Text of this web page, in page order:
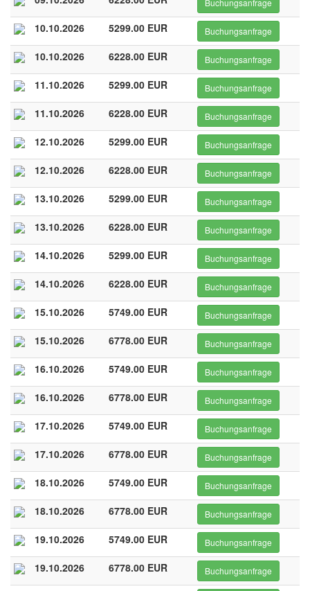
Buchungsanfrage
10.10.2026 5299.00 EUR Buchungsanfrage
10.10.2026 6228.00 EUR Buchungsanfrage
11.10.2026 5299.00 EUR Buchungsanfrage
11.10.2026 6228.00 EUR Buchungsanfrage
12.10.2026 5299.00 EUR Buchungsanfrage
12.10.2026 6228.00 EUR Buchungsanfrage
13.10.2026 5299.00 EUR Buchungsanfrage
13.10.2026 6228.00 EUR Buchungsanfrage
14.10.2026 5299.00 EUR Buchungsanfrage
14.10.2026 6228.00 EUR Buchungsanfrage
15.10.2026 5749.00 EUR Buchungsanfrage
15.10.2026 6778.00 EUR Buchungsanfrage
16.10.2026 5749.00 EUR Buchungsanfrage
16.10.2026 6778.00 EUR Buchungsanfrage
17.10.2026 5749.00 EUR Buchungsanfrage
17.10.2026 6778.00 EUR Buchungsanfrage
18.10.2026 5749.00 EUR Buchungsanfrage
18.10.2026 6778.00 EUR Buchungsanfrage
19.10.2026 5749.00 EUR Buchungsanfrage
19.10.2026 6778.00 EUR Buchungsanfrage